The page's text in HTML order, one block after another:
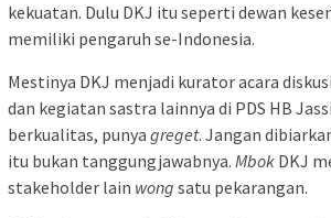
kekuatan. Dulu DKJ itu seperti dewan
memiliki pengaruh se-Indonesia.
Mestinya DKJ menjadi kurator acara
dan kegiatan sastra lainnya di PDS HB
berkualitas, punya greget. Jangan
itu bukan tanggungjawabnya. Mbok DKJ
stakeholder lain wong satu pekarangan.